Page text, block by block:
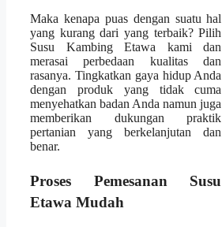
Maka kenapa puas dengan suatu hal
yang kurang dari yang terbaik? Pilih
Susu Kambing Etawa kami dan
merasai perbedaan kualitas dan
rasanya. Tingkatkan gaya hidup Anda
dengan produk yang tidak cuma
menyehatkan badan Anda namun juga
memberikan dukungan praktik
pertanian yang berkelanjutan dan
benar.
Proses Pemesanan Susu
Etawa Mudah